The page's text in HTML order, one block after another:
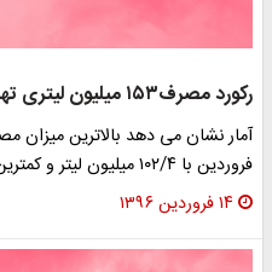
رکورد مصرف۱۵۳ میلیون لیتری تهرانی‌ها
فروردین با ۱۰۲/۴ میلیون لیتر و کمترین میزان مصرف…
۱۴ فروردین ۱۳۹۶